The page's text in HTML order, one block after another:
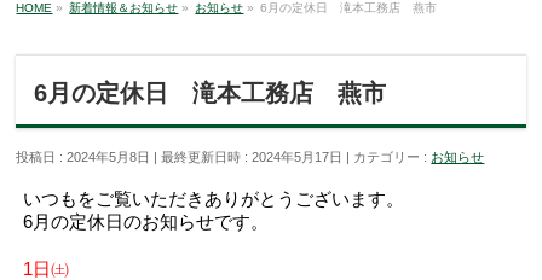
HOME » 新着情報＆お知らせ » お知らせ » 6月の定休日 滝本工務店 燕市
6月の定休日 滝本工務店 燕市
投稿日 : 2024年5月8日 最終更新日時 : 2024年5月17日 カテゴリー : お知らせ
いつもをご覧いただきありがとうございます。
6月の定休日のお知らせです。
1日㈯